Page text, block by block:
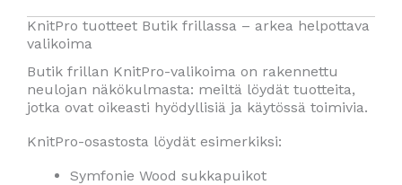
KnitPro tuotteet Butik frillassa – arkea helpottava
valikoima
Butik frillan KnitPro-valikoima on rakennettu
neulojan näkökulmasta: meiltä löydät tuotteita,
jotka ovat oikeasti hyödyllisiä ja käytössä toimivia.
KnitPro-osastosta löydät esimerkiksi:
Symfonie Wood sukkapuikot